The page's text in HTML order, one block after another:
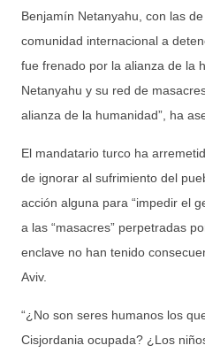
Benjamín Netanyahu, con las
comunidad internacional a
fue frenado por la alianza de la
Netanyahu y su red de
alianza de la humanidad”, ha
El mandatario turco ha
de ignorar al sufrimiento del
acción alguna para “impedir el
a las “masacres” perpetradas
enclave no han tenido
Aviv.
“¿No son seres humanos los
Cisjordania ocupada? ¿Los